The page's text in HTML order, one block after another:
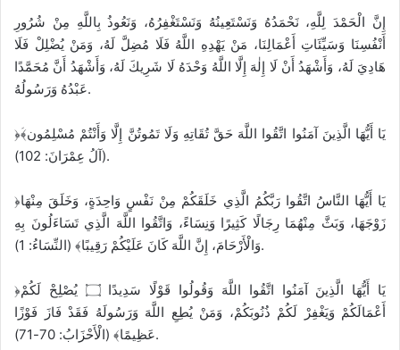
إِنَّ الْحَمْدَ لِلَّهِ، نَحْمَدُهُ وَنَسْتَعِينُهُ وَنَسْتَغْفِرُهُ، وَنَعُوذُ بِاللَّهِ مِنْ شُرُورِ
أَنْفُسِنَا وَسَيِّئَاتِ أَعْمَالِنَا، مَنْ يَهْدِهِ اللَّهُ فَلَا مُضِلَّ لَهُ، وَمَنْ يُضْلِلْ فَلَا
هَادِيَ لَهُ، وَأَشْهَدُ أَنْ لَا إِلٰهَ إِلَّا اللَّهُ وَحْدَهُ لَا شَرِيكَ لَهُ، وَأَشْهَدُ أَنَّ مُحَمَّدًا
عَبْدُهُ وَرَسُولُهُ.
﴿يَا أَيُّهَا الَّذِينَ آمَنُوا اتَّقُوا اللَّهَ حَقَّ تُقَاتِهِ وَلَا تَمُوتُنَّ إِلَّا وَأَنْتُمْ مُسْلِمُون﴾َ
(آلُ عِمْرَانَ: 102).
﴿يَا أَيُّهَا النَّاسُ اتَّقُوا رَبَّكُمُ الَّذِي خَلَقَكُمْ مِنْ نَفْسٍ وَاحِدَةٍ، وَخَلَقَ مِنْهَا
زَوْجَهَا، وَبَثَّ مِنْهُمَا رِجَالًا كَثِيرًا وَنِسَاءً، وَاتَّقُوا اللَّهَ الَّذِي تَسَاءَلُونَ بِهِ
وَالْأَرْحَامَ، إِنَّ اللَّهَ كَانَ عَلَيْكُمْ رَقِيبًا﴾ (النِّسَاءُ: 1).
﴿يَا أَيُّهَا الَّذِينَ آمَنُوا اتَّقُوا اللَّهَ وَقُولُوا قَوْلًا سَدِيدًا ۝ يُصْلِحْ لَكُمْ
أَعْمَالَكُمْ وَيَغْفِرْ لَكُمْ ذُنُوبَكُمْ، وَمَنْ يُطِعِ اللَّهَ وَرَسُولَهُ فَقَدْ فَازَ فَوْزًا
عَظِيمًا﴾ (الْأَحْزَابُ: 70-71).